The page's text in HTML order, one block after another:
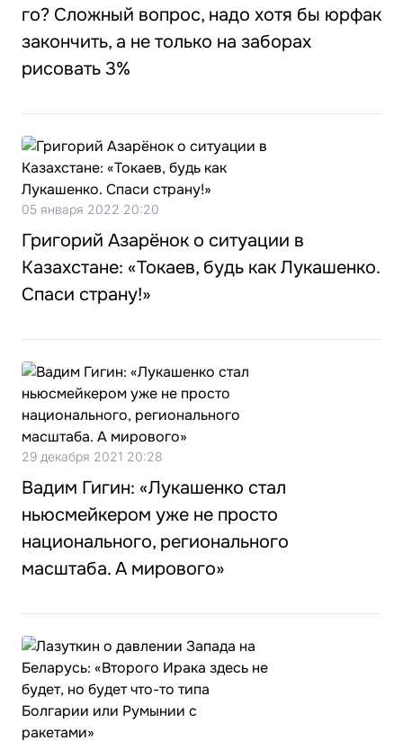
го? Сложный вопрос, надо хотя бы юрфак
закончить, а не только на заборах
рисовать 3%
05 января 2022 20:20
Григорий Азарёнок о ситуации в
Казахстане: «Токаев, будь как Лукашенко.
Спаси страну!»
29 декабря 2021 20:28
Вадим Гигин: «Лукашенко стал
ньюсмейкером уже не просто
национального, регионального
масштаба. А мирового»